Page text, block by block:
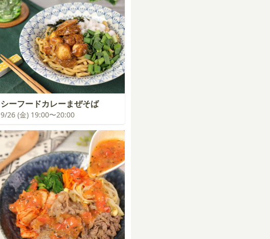
シーフードカレーまぜそば
9/26 (金) 19:00〜20:00